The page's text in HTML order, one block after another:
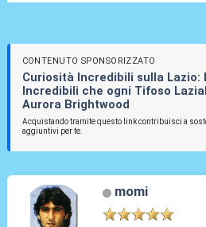
CONTENUTO SPONSORIZZATO
Curiosità Incredibili sulla Lazio:
Incredibili che ogni Tifoso
Aurora Brightwood
Acquistando tramite questo link contribuisci a
aggiuntivi per te.
momi